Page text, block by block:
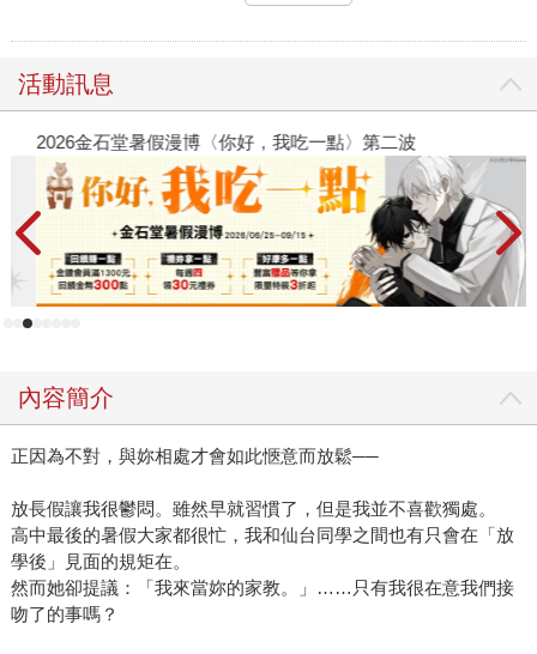
活動訊息
2026金石堂暑假漫博〈你好，我吃一點〉第二波
內容簡介
正因為不對，與妳相處才會如此愜意而放鬆──
放長假讓我很鬱悶。雖然早就習慣了，但是我並不喜歡獨處。
高中最後的暑假大家都很忙，我和仙台同學之間也有只會在「放
學後」見面的規矩在。
然而她卻提議：「我來當妳的家教。」……只有我很在意我們接
吻了的事嗎？